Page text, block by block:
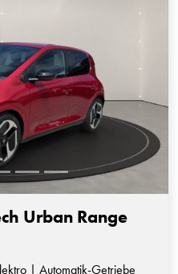
Urban Range
| Automatik-Getriebe